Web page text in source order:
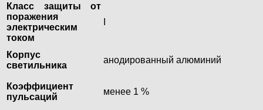
Класс защиты от
поражения
электрическим
током
Корпус
светильника
анодированный алюминий
Коэффициент
пульсаций
менее 1 %